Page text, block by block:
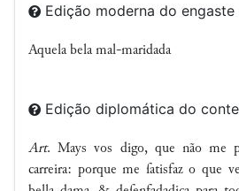
Edição moderna do engaste
Aquela bela mal-maridada
Edição diplomática do
Art. Mays vos digo, que não me
carreira: porque me ſatisfaz o que